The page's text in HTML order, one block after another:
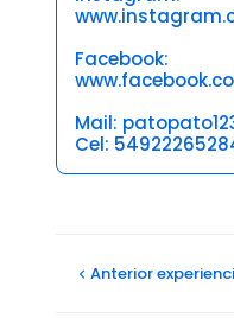
Facebook:
Mail:
Cel:
Anterior